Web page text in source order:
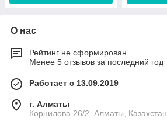
О нас
Рейтинг не сформирован
Менее 5 отзывов за последний год
Работает с 13.09.2019
г. Алматы
Корнилова 26/2, Алматы, Казахстан